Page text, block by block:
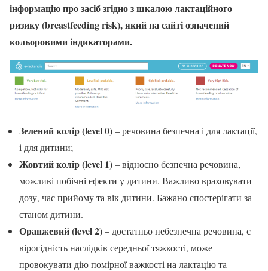
інформацію про засіб згідно з шкалою лактаційного
ризику (breastfeeding risk), який на сайті означений
кольоровими індикаторами.
Зелений колір (level 0)– речовина безпечна і для лактації,
і для дитини;
Жовтий колір (level 1)– відносно безпечна речовина,
можливі побічні ефекти у дитини. Важливо враховувати
дозу, час прийому та вік дитини. Бажано спостерігати за
станом дитини.
Оранжевий (level 2)– достатньо небезпечна речовина, є
вірогідність наслідків середньої тяжкості, може
провокувати дію помірної важкості на лактацію та